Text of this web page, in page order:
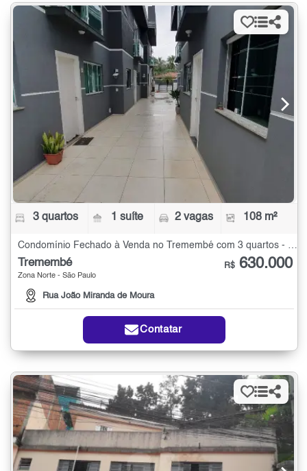
3 quartos 1 suíte 2 vagas 108 m²
Tremembé
Zona Norte - São Paulo
Rua João Miranda de Moura
R$ 630.000
Contatar